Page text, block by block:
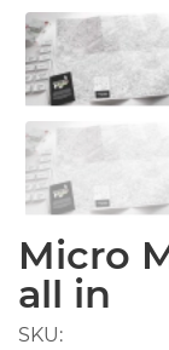
Micro
all in
SKU: